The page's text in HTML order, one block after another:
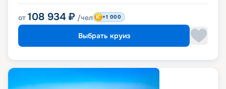
от 108 934 ₽ /чел +1 000
Выбрать круиз